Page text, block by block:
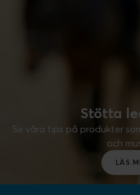
Stötta
Se våra tips på produkter
och
LÄS